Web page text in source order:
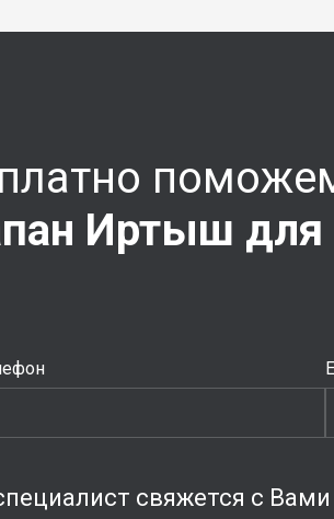
Иртыш для
свяжется с Вами